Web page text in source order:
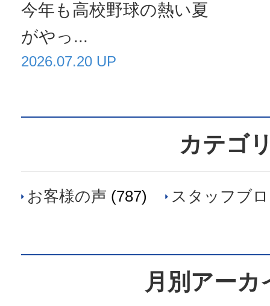
今年も高校野球の熱い夏
がやっ...
2026.07.20 UP
カテゴ
お客様の声 (787) スタッフブ
月別アーカ